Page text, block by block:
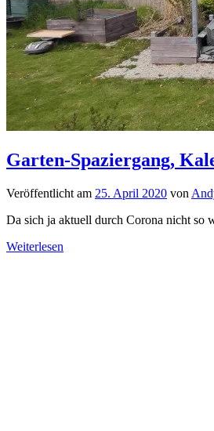
Garten-Spaziergang,
Veröffentlicht am 25. April 2020 von
Da sich ja aktuell durch Corona nicht so
Weiterlesen